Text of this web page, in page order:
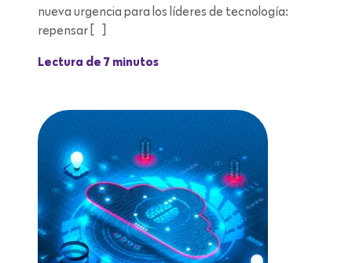
nueva urgencia para los líderes de tecnología:
repensar […]
Lectura de 7 minutos